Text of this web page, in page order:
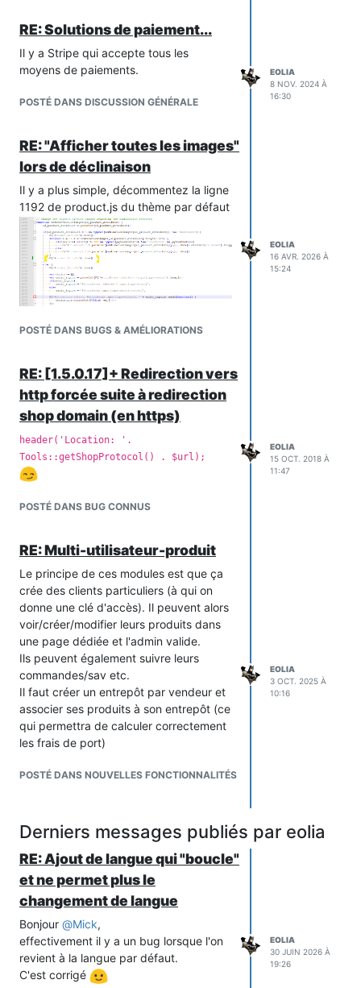
RE: Solutions de paiement...
Il y a Stripe qui accepte tous les
moyens de paiements.
POSTÉ DANS DISCUSSION GÉNÉRALE
EOLIA
8 NOV. 2024 À
16:30
RE: "Afficher toutes les images"
lors de déclinaison
Il y a plus simple, décommentez la ligne
1192 de product.js du thème par défaut
POSTÉ DANS BUGS & AMÉLIORATIONS
EOLIA
16 AVR. 2026 À
15:24
RE: [1.5.0.17]+ Redirection vers
http forcée suite à redirection
shop domain (en https)
header('Location: '.
Tools::getShopProtocol() . $url);
POSTÉ DANS BUG CONNUS
EOLIA
15 OCT. 2018 À
11:47
RE: Multi-utilisateur-produit
Le principe de ces modules est que ça
crée des clients particuliers (à qui on
donne une clé d'accès). Il peuvent alors
voir/créer/modifier leurs produits dans
une page dédiée et l'admin valide.
Ils peuvent également suivre leurs
commandes/sav etc.
Il faut créer un entrepôt par vendeur et
associer ses produits à son entrepôt (ce
qui permettra de calculer correctement
les frais de port)
POSTÉ DANS NOUVELLES FONCTIONNALITÉS
EOLIA
3 OCT. 2025 À
10:16
Derniers messages publiés par eolia
RE: Ajout de langue qui "boucle"
et ne permet plus le
changement de langue
Bonjour @Mick,
effectivement il y a un bug lorsque l'on
revient à la langue par défaut.
C'est corrigé
EOLIA
30 JUIN 2026 À
19:26